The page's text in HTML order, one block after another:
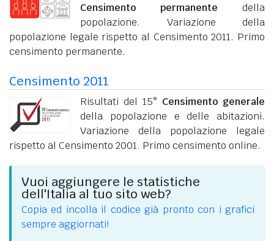
Censimento permanente della
popolazione. Variazione della
popolazione legale rispetto al Censimento 2011. Primo
censimento permanente.
Censimento 2011
Risultati del 15° Censimento generale
della popolazione e delle abitazioni.
Variazione della popolazione legale
rispetto al Censimento 2001. Primo censimento online.
Vuoi aggiungere le statistiche
dell'Italia al tuo sito web?
Copia ed incolla il codice già pronto con i grafici
sempre aggiornati!